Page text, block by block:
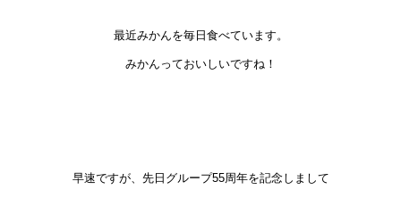
最近みかんを毎日食べています。
みかんっておいしいですね！
早速ですが、先日グループ55周年を記念しまして